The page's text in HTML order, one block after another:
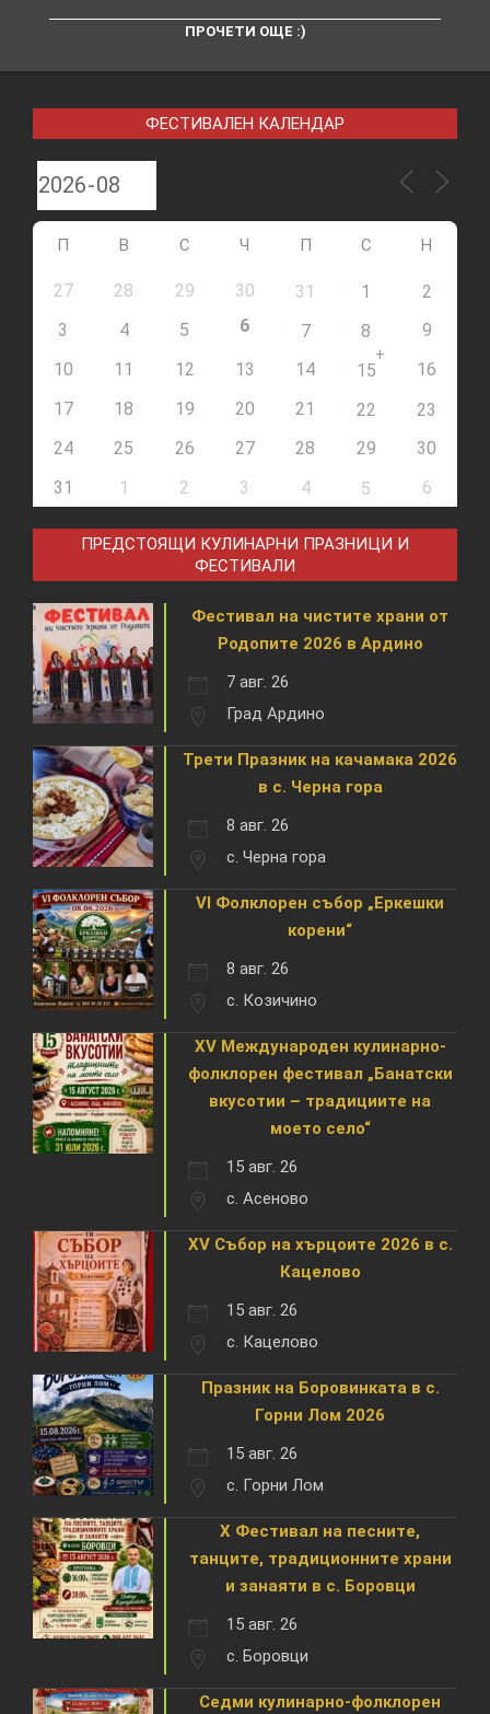
ПРОЧЕТИ ОЩЕ :)
ФЕСТИВАЛЕН КАЛЕНДАР
П В С Ч П С Н
27 28 29 30 31 1
2
3
4 5 6 7 8
9
10
11 12 13 14 15
+
16
17
18 19 20 21 22
23
24
25 26 27 28 29
30
31
1 2 3 4 5 6
ПРЕДСТОЯЩИ КУЛИНАРНИ ПРАЗНИЦИ И
ФЕСТИВАЛИ
Фестивал на чистите храни от
Родопите 2026 в Ардино
7 авг. 26
Град Ардино
Трети Празник на качамака 2026
в с. Черна гора
8 авг. 26
с. Черна гора
VI Фолклорен събор „Еркешки
корени“
8 авг. 26
с. Козичино
XV Международен кулинарно-
фолклорен фестивал „Банатски
вкусотии – традициите на
моето село“
15 авг. 26
с. Асеново
XV Събор на хърцоите 2026 в с.
Кацелово
15 авг. 26
с. Кацелово
Празник на Боровинката в с.
Горни Лом 2026
15 авг. 26
с. Горни Лом
X Фестивал на песните,
танците, традиционните храни
и занаяти в с. Боровци
15 авг. 26
с. Боровци
Седми кулинарно-фолклорен